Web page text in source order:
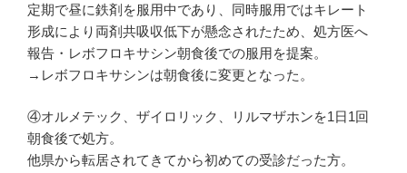
定期で昼に鉄剤を服用中であり、同時服用ではキレート
形成により両剤共吸収低下が懸念されたため、処方医へ
報告・レボフロキサシン朝食後での服用を提案。
→レボフロキサシンは朝食後に変更となった。
④オルメテック、ザイロリック、リルマザホンを1日1回
朝食後で処方。
他県から転居されてきてから初めての受診だった方。